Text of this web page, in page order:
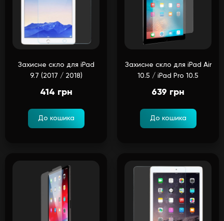
Захисне скло для iPad
9.7 (2017 / 2018)
414 грн
До кошика
Захисне скло для iPad Air
10.5 / iPad Pro 10.5
639 грн
До кошика